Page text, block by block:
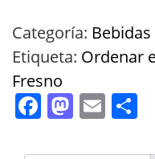
Categoría: Bebidas
Etiqueta: Ordenar
Fresno
Facebook
Email